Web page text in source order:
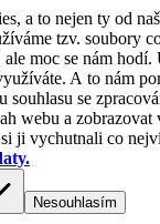
a to nejen ty od
tzv. soubory
moc se nám
A to nám
souhlasu se
webu a zobrazovat
ji vychutnali co
Nesouhlasím